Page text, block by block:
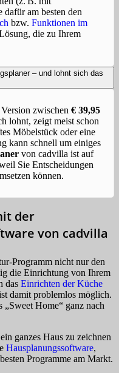
am besten den
bzw. Funktionen im
die zu Ihrem
– und lohnt sich das
zwischen € 39,95
lohnt, zeigt meist schon
Möbelstück oder eine
kann schnell um einiges
von cadvilla ist auf
Sie Entscheidungen
können.
der
von cadvilla
Programm nicht nur den
die Einrichtung von Ihrem
das Einrichten der Küche
damit problemlos möglich.
Home“ ganz nach
ganzes Haus zu zeichnen
Hausplanungssoftware,
Programme am Markt.